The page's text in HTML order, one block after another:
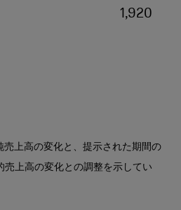
1,920
売上高の変化と、提示された期間の
上高の変化との調整を示してい